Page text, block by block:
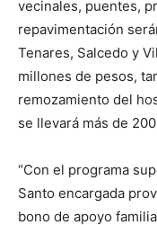
vecinales, puentes,
repavimentación
Tenares, Salcedo y
millones de pesos,
remozamiento del
se llevará más de
“Con el programa
Santo encargada
bono de apoyo